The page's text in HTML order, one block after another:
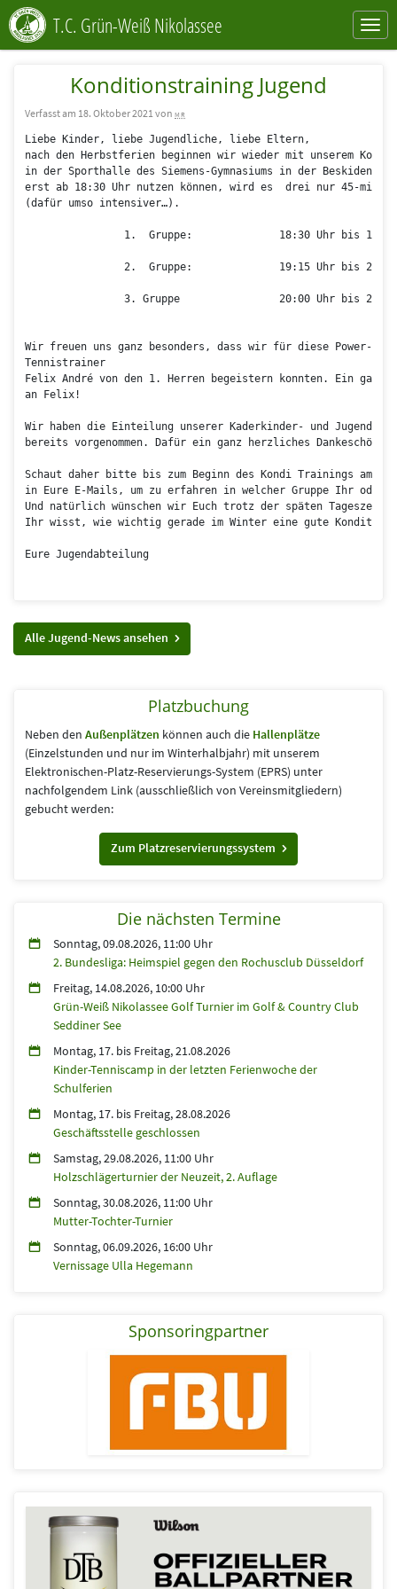
T.C. Grün-Weiß Nikolassee
Konditionstraining Jugend
Verfasst am 18. Oktober 2021 von mr
Liebe Kinder, liebe Jugendliche, liebe Eltern,
nach den Herbstferien beginnen wir wieder mit unserem
in der Sporthalle des Siemens-Gymnasiums in der
erst ab 18:30 Uhr nutzen können, wird es  drei nur 45-
(dafür umso intensiver…).
Wir freuen uns ganz besonders, dass wir für diese Power-
Tennistrainer
Felix André von den 1. Herren begeistern konnten. Ein ganz
an Felix!
Wir haben die Einteilung unserer Kaderkinder- und
bereits vorgenommen. Dafür ein ganz herzliches Dankeschön
Schaut daher bitte bis zum Beginn des Kondi Trainings am
in Eure E-Mails, um zu erfahren in welcher Gruppe Ihr
Und natürlich wünschen wir Euch trotz der späten Tageszeit
Ihr wisst, wie wichtig gerade im Winter eine gute
Eure Jugendabteilung
Alle Jugend-News ansehen
Platzbuchung
Neben den Außenplätzen können auch die Hallenplätze
(Einzelstunden und nur im Winterhalbjahr) mit unserem
Elektronischen-Platz-Reservierungs-System (EPRS) unter
nachfolgendem Link (aus­schließlich von Vereins­mitgliedern)
gebucht werden:
Zum Platzreservierungssystem
Die nächsten Termine
Sonntag, 09.08.2026, 11:00 Uhr
2. Bundesliga: Heimspiel gegen den Rochusclub Düsseldorf
Freitag, 14.08.2026, 10:00 Uhr
Grün-Weiß Nikolassee Golf Turnier im Golf & Country Club
Seddiner See
Montag, 17. bis Freitag, 21.08.2026
Kinder-Tenniscamp in der letzten Ferienwoche der
Schulferien
Montag, 17. bis Freitag, 28.08.2026
Geschäftsstelle geschlossen
Samstag, 29.08.2026, 11:00 Uhr
Holzschlägerturnier der Neuzeit, 2. Auflage
Sonntag, 30.08.2026, 11:00 Uhr
Mutter-Tochter-Turnier
Sonntag, 06.09.2026, 16:00 Uhr
Vernissage Ulla Hegemann
Sponsoringpartner